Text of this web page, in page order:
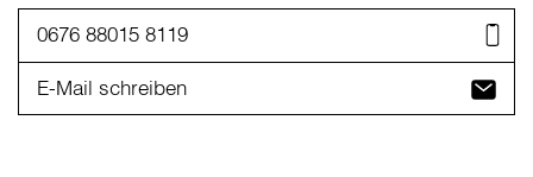
0676 88015 8119
E-Mail schreiben